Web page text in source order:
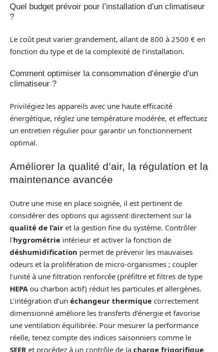
Quel budget prévoir pour l’installation d’un climatiseur
?
Le coût peut varier grandement, allant de 800 à 2500 € en
fonction du type et de la complexité de l’installation.
Comment optimiser la consommation d’énergie d’un
climatiseur ?
Privilégiez les appareils avec une haute efficacité
énergétique, réglez une température modérée, et effectuez
un entretien régulier pour garantir un fonctionnement
optimal.
Améliorer la qualité d’air, la régulation et la
maintenance avancée
Outre une mise en place soignée, il est pertinent de
considérer des options qui agissent directement sur la
qualité de l’air et la gestion fine du système. Contrôler
l’hygrométrie intérieur et activer la fonction de
déshumidification permet de prévenir les mauvaises
odeurs et la prolifération de micro-organismes ; coupler
l’unité à une filtration renforcée (préfiltre et filtres de type
HEPA ou charbon actif) réduit les particules et allergènes.
L’intégration d’un échangeur thermique correctement
dimensionné améliore les transferts d’énergie et favorise
une ventilation équilibrée. Pour mesurer la performance
réelle, tenez compte des indices saisonniers comme le
SEER et procédez à un contrôle de la charge frigorifique